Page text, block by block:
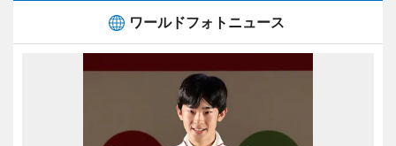
ワールドフォトニュース